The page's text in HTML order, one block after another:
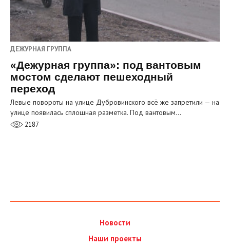
ДЕЖУРНАЯ ГРУППА
«Дежурная группа»: под вантовым
мостом сделают пешеходный
переход
Левые повороты на улице Дубровинского всё же запретили — на
улице появилась сплошная разметка. Под вантовым…
2187
Новости
Наши проекты